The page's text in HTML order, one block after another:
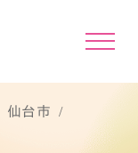
仙台市